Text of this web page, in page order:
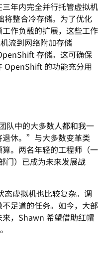
年内完全并行托管虚拟机
整合冷存储。为了优化
作负载的扩展，这些工作
流到网络附加存储
存储。这可确保
OpenShift 的功能充分用
队中的大多数人都和我一
休。”与大多数变革类
。两名年轻的工程师（一
门）已成为未来发展战
虚拟机也比较复杂。调
足道的任务。如今，大部
，Shawn 希望借助红帽